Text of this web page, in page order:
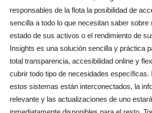
responsables de la flota la posibilidad de
sencilla a todo lo que necesitan saber sobre
estado de sus activos o el rendimiento de
Insights es una solución sencilla y práctica
total transparencia, accesibilidad online y
cubrir todo tipo de necesidades específicas.
estos sistemas están interconectados, la
relevante y las actualizaciones de uno